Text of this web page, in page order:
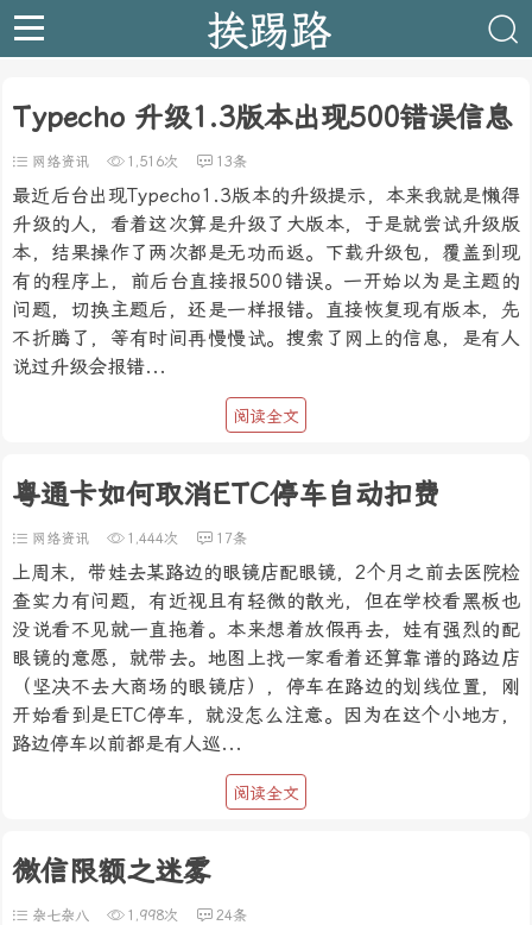
挨踢路
Typecho 升级1.3版本出现500错误信息
网络资讯 1,516次 13条
最近后台出现Typecho1.3版本的升级提示，本来我就是懒得
升级的人，看着这次算是升级了大版本，于是就尝试升级版
本，结果操作了两次都是无功而返。下载升级包，覆盖到现
有的程序上，前后台直接报500错误。一开始以为是主题的
问题，切换主题后，还是一样报错。直接恢复现有版本，先
不折腾了，等有时间再慢慢试。搜索了网上的信息，是有人
说过升级会报错...
阅读全文
粤通卡如何取消ETC停车自动扣费
网络资讯 1,444次 17条
上周末，带娃去某路边的眼镜店配眼镜，2个月之前去医院检
查实力有问题，有近视且有轻微的散光，但在学校看黑板也
没说看不见就一直拖着。本来想着放假再去，娃有强烈的配
眼镜的意愿，就带去。地图上找一家看着还算靠谱的路边店
（坚决不去大商场的眼镜店），停车在路边的划线位置，刚
开始看到是ETC停车，就没怎么注意。因为在这个小地方，
路边停车以前都是有人巡...
阅读全文
微信限额之迷雾
杂七杂八 1,998次 24条